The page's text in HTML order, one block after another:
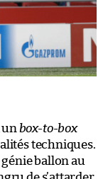
un box-to-box
techniques.
génie ballon au